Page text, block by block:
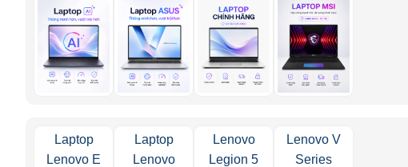
Laptop
Lenovo E
Laptop
Lenovo
Lenovo
Legion 5
Lenovo V
Series